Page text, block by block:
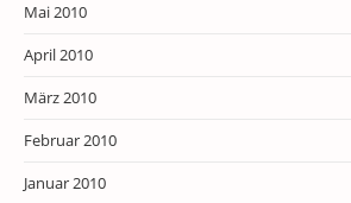
Mai 2010
April 2010
März 2010
Februar 2010
Januar 2010